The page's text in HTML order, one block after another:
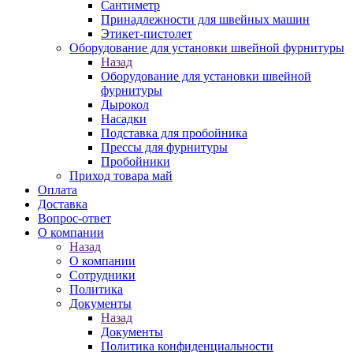
Сантиметр
Принадлежности для швейных машин
Этикет-пистолет
Оборудование для установки швейной фурнитуры
Назад
Оборудование для установки швейной
фурнитуры
Дырокол
Насадки
Подставка для пробойника
Прессы для фурнитуры
Пробойники
Приход товара май
Оплата
Доставка
Вопрос-ответ
О компании
Назад
О компании
Сотрудники
Политика
Документы
Назад
Документы
Политика конфиденциальности